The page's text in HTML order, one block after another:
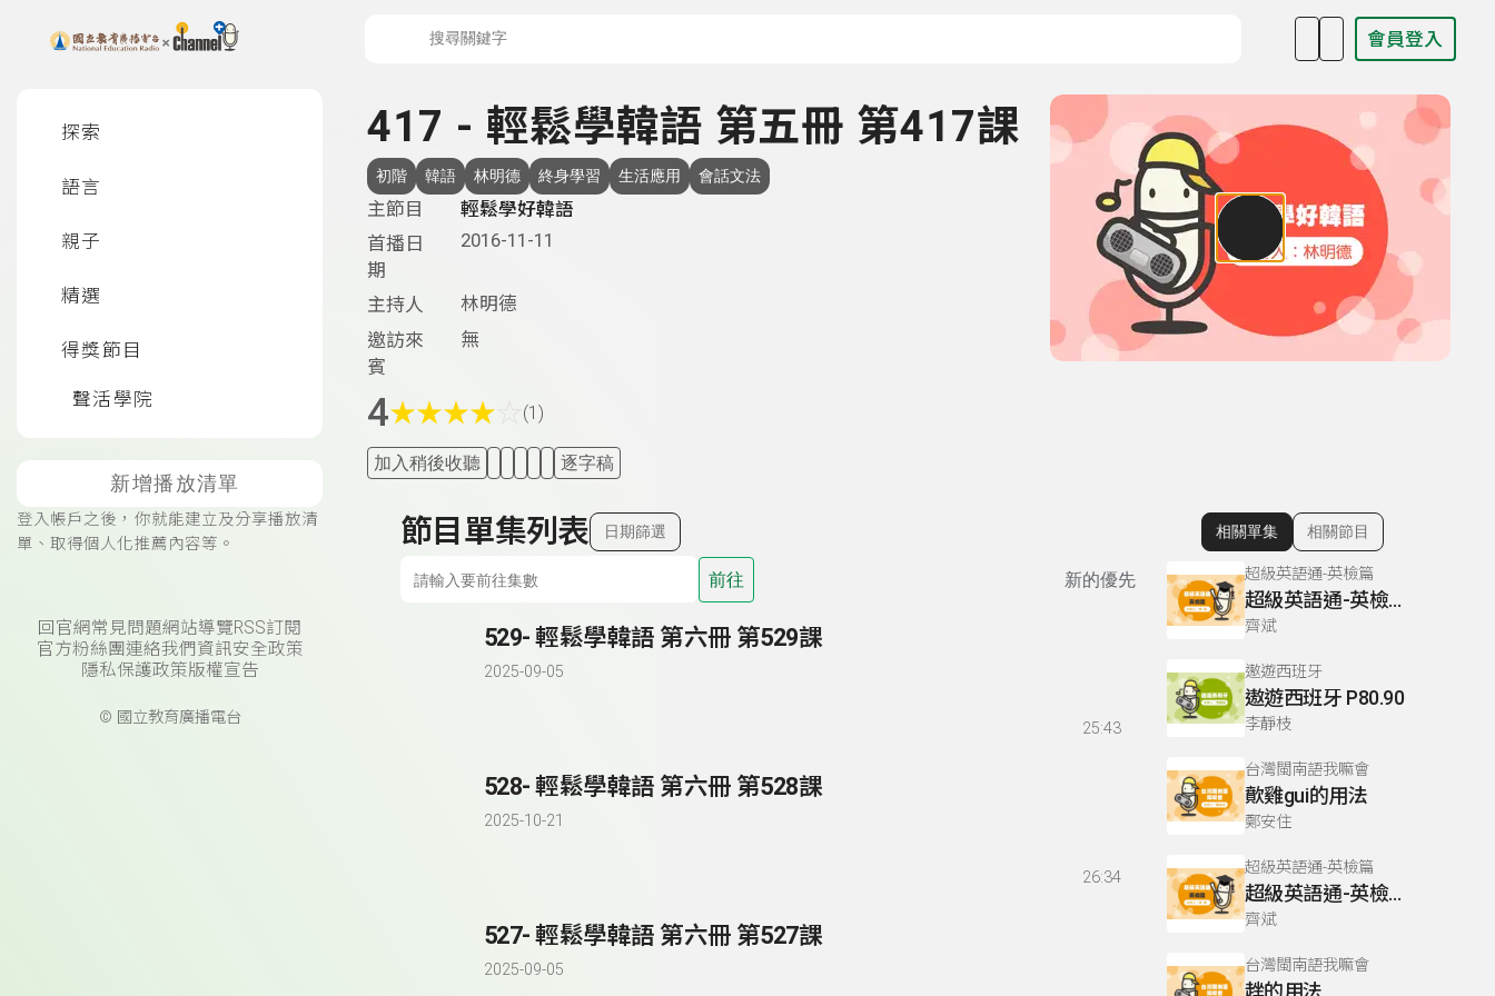
上方功能區塊 會員登入
探索
語言
親子
精選
得獎節目
聲活學院
新增播放清單
登入帳戶之後，你就能建立及分享播放清
單、取得個人化推薦內容等。
回官網常見問題網站導覽RSS訂閱
官方粉絲團連絡我們 資訊安全政策
隱私保護政策版權宣告
© 國立教育廣播電台
417 - 輕鬆學韓語 第五冊 第417課
初階 韓語 林明德 終身學習 生活應用 會話文法
主節目
輕鬆學好韓語
首播日
期
2016-11-11
主持人
林明德
邀訪來
賓
無
4★★★★ (1)
加入稍後收聽 逐字稿
節目單集列表 日期篩選
前往 新的優先
529- 輕鬆學韓語 第六冊 第529課
2025-09-05
25:43
528- 輕鬆學韓語 第六冊 第528課
2025-10-21
26:34
527- 輕鬆學韓語 第六冊 第527課
2025-09-05
顯示相關單集
相關單集 相關節目
超級英語通-英檢篇
超級英語通-英檢篇 083 Cloze Test/段落填空-13
齊斌
遨遊西班牙
遨遊西班牙 P80.90
李靜枝
台灣閩南語我嘛會
歕雞gui的用法
鄭安住
超級英語通-英檢篇
超級英語通-英檢篇 035 Weekend Trip- 週末旅遊
齊斌
台灣閩南語我嘛會
趖的用法